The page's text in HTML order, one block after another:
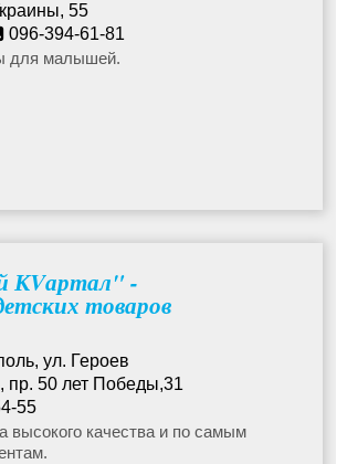
55
096-394-61-81
ya.bambini@ya.ru
для малышей.
КVартал" -
товаров
ул. Героев
пр. 50 лет Победы,31
55
высокого качества и по самым